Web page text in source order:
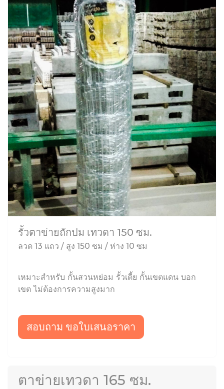
รั้วตาข่ายถักปม เทวดา 150 ซม.
ลวด 13 แถว / สูง 150 ซม / ห่าง 10 ซม
เหมาะสำหรับ กั้นสวนหย่อม รั้วเตี้ย กั้นเขตแดน บอก
เขต ไม่ต้องการความสูงมาก
สอบถาม ขอใบเสนอราคา
ตาข่ายเทวดา 165 ซม.